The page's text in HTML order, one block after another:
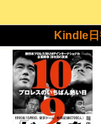
Kindle